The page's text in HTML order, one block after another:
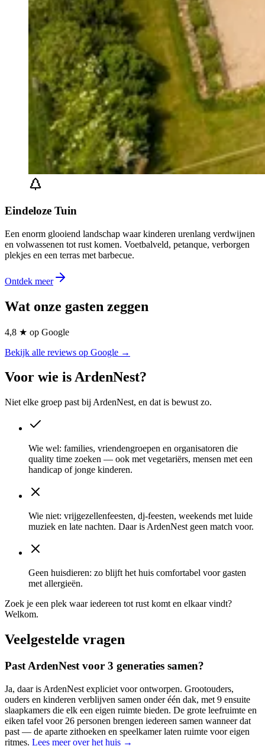
Eindeloze Tuin
Een enorm glooiend landschap waar kinderen urenlang verdwijnen
en volwassenen tot rust komen. Voetbalveld, petanque, verborgen
plekjes en een terras met barbecue.
Ontdek meer
Wat onze gasten zeggen
4,8 ★ op Google
Bekijk alle reviews op Google →
Voor wie is ArdenNest?
Niet elke groep past bij ArdenNest, en dat is bewust zo.
Wie wel: families, vriendengroepen en organisatoren die
quality time zoeken — ook met vegetariërs, mensen met een
handicap of jonge kinderen.
Wie niet: vrijgezellenfeesten, dj-feesten, weekends met luide
muziek en late nachten. Daar is ArdenNest geen match voor.
Geen huisdieren: zo blijft het huis comfortabel voor gasten
met allergieën.
Zoek je een plek waar iedereen tot rust komt en elkaar vindt?
Welkom.
Veelgestelde vragen
Past ArdenNest voor 3 generaties samen?
Ja, daar is ArdenNest expliciet voor ontworpen. Grootouders,
ouders en kinderen verblijven samen onder één dak, met 9 ensuite
slaapkamers die elk een eigen ruimte bieden. De grote leefruimte en
eiken tafel voor 26 personen brengen iedereen samen wanneer dat
past — de aparte zithoeken en speelkamer laten ruimte voor eigen
ritmes. Lees meer over het huis →